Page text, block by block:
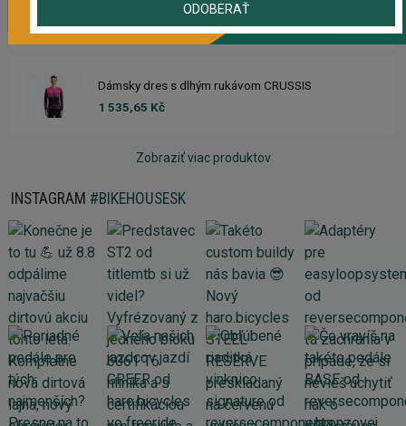
Dámsky dres s dlhým rukávom CRUSSIS
1 535,65 Kč
Zobraziť viac produktov
INSTAGRAM #BIKEHOUSESK
ODOBERAŤ